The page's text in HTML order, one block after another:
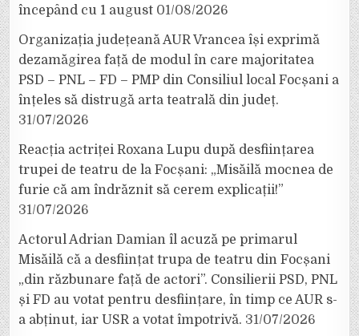
începând cu 1 august 01/08/2026
Organizația județeană AUR Vrancea își exprimă
dezamăgirea față de modul în care majoritatea
PSD – PNL – FD – PMP din Consiliul local Focșani a
înțeles să distrugă arta teatrală din județ.
31/07/2026
Reacția actriței Roxana Lupu după desființarea
trupei de teatru de la Focșani: „Misăilă mocnea de
furie că am îndrăznit să cerem explicații!”
31/07/2026
Actorul Adrian Damian îl acuză pe primarul
Misăilă că a desființat trupa de teatru din Focșani
„din răzbunare față de actori”. Consilierii PSD, PNL
și FD au votat pentru desființare, în timp ce AUR s-
a abținut, iar USR a votat împotrivă. 31/07/2026